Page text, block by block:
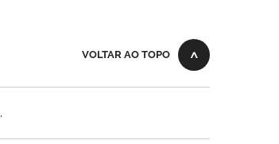
VOLTAR AO TOPO
.